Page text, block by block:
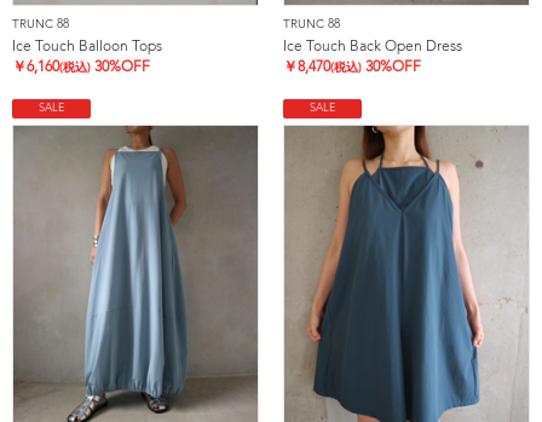
TRUNC 88
Ice Touch Balloon Tops
￥6,160(税込) 30%OFF
TRUNC 88
Ice Touch Back Open Dress
￥8,470(税込) 30%OFF
SALE SALE